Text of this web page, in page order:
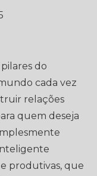
do
cada vez
relações
quem deseja
produtivas, que